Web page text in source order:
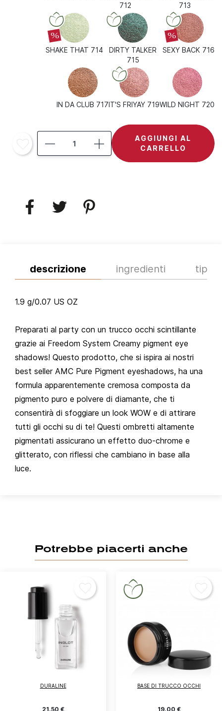
712
713
%
SHAKE THAT 714
DIRTY TALKER
715
%
SEXY BACK 716
IN DA CLUB 717IT'S FRIYAY 719WILD NIGHT 720
AGGIUNGI AL
CARRELLO
descrizione ingredienti tips
1.9 g/0.07 US OZ
Preparati al party con un trucco occhi scintillante
grazie ai Freedom System Creamy pigment eye
shadows! Questo prodotto, che si ispira ai nostri
best seller AMC Pure Pigment eyeshadows, ha una
formula apparentemente cremosa composta da
pigmento puro e polvere di diamante, che ti
consentirà di sfoggiare un look WOW e di attirare
tutti gli occhi su di te! Questi ombretti altamente
pigmentati assicurano un effetto duo-chrome e
glitterato, con riflessi che cambiano in base alla
luce.
Potrebbe piacerti anche
DURALINE
21,50 €
BASE DI TRUCCO OCCHI
19,00 €